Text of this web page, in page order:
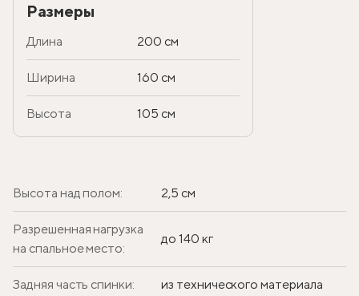
Размеры
Длина 200 см
Ширина 160 см
Высота 105 см
Высота над полом: 2,5 см
Разрешенная нагрузка
на спальное место:
до 140 кг
Задняя часть спинки: из технического материала